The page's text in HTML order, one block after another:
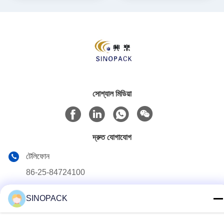
সোশ্যাল মিডিয়া
দ্রুত যোগাযোগ
টেলিফোন
86-25-84724100
SINOPACK